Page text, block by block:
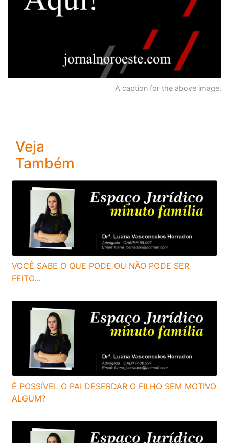
A caption for the above image.
Veja
Também
VOCÊ SABE O QUE PODE OU NÃO PODE SER
FEITO...
É POSSÍVEL O PAI DESERDAR O FILHO SEM MOTIVO
ALGUM?